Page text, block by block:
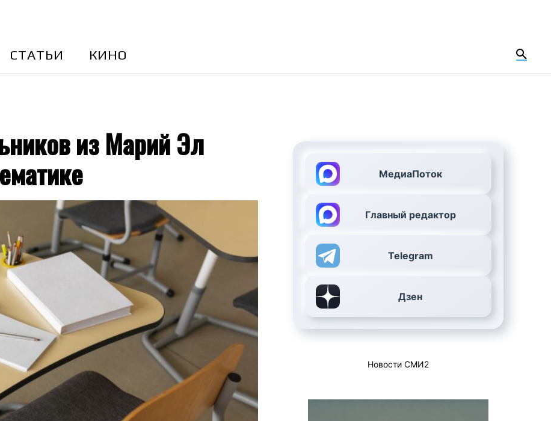
CТАТЬИ КИНО
из Марий Эл
МедиаПоток
Главный редактор
Telegram
Дзен
Новости СМИ2